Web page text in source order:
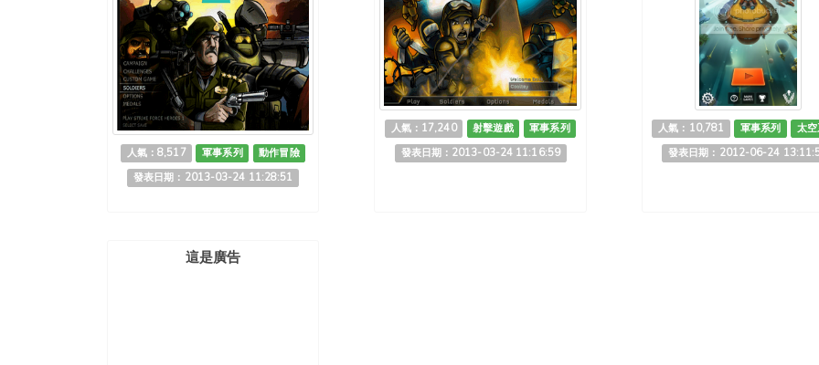
人氣：8,517 軍事系列
動作冒險
發表日期：2013-03-24 11:28:51
人氣：17,240 射擊遊戲
軍事系列
發表日期：2013-03-24 11:16:59
人氣：10,781 軍事系列
太
發表日期：2012-06-24
這是廣告